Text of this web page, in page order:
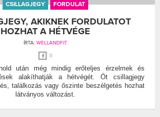
CSILLAGJEGY FORDULAT
AKIKNEK FORDULATOT
HOZHAT A HÉTVÉGE
ÍRTA: WELLANDFIT
0
után még mindig erőteljes érzelmek és
alakíthatják a hétvégét. Öt csillagjegy
találkozás vagy őszinte beszélgetés hozhat
látványos változást.